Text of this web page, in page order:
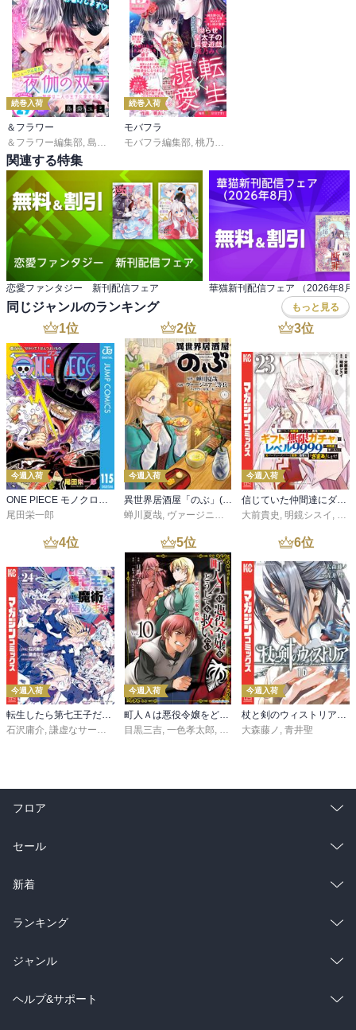
続巻入荷
＆フラワー
＆フラワー編集部, 島袋ユミ ,ましい柚茉,甘宮ちか,
続巻入荷
モバフラ
モバフラ編集部, 桃乃みく
関連する特集
恋愛ファンタジー 新刊配信フェア 華猫新刊配信フェア （2026年8月
同じジャンルのランキング もっと見る
1位
今週入荷
ONE PIECE モノクロ版 115
尾田栄一郎
2位
今週入荷
異世界居酒屋「のぶ」(22)
蝉川夏哉, ヴァージニア二等兵 ,転
3位
今週入荷
信じていた仲間達にダンジョン奥地で殺されかけたがギフト『無限ガチャ』でレベル９９９９の仲間達を手に入れて元パーティーメンバーと世界に復讐＆『ざまぁ！』します！（２３）
大前貴史 , 明鏡シスイ , ｔ
4位
今週入荷
石沢庸介 謙虚なサークル メル。
5位
今週入荷
目黒三吉 一色孝太郎 Parum
6位
今週入荷
大森藤ノ 青井聖
フロア
総合
ラノベ
雑誌・グラビア
BL・TL
セール
総合
ラノベ
雑誌・グラビア
BL・TL
新着
総合
ラノベ
雑誌・グラビア
ランキング
総合
ラノベ
ジャンル
コミック
ヘルプ&サポート